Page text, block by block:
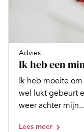
Advies
Ik heb een
Ik heb moeite
wel lukt gebeurt
weer achter mijn...
Lees meer